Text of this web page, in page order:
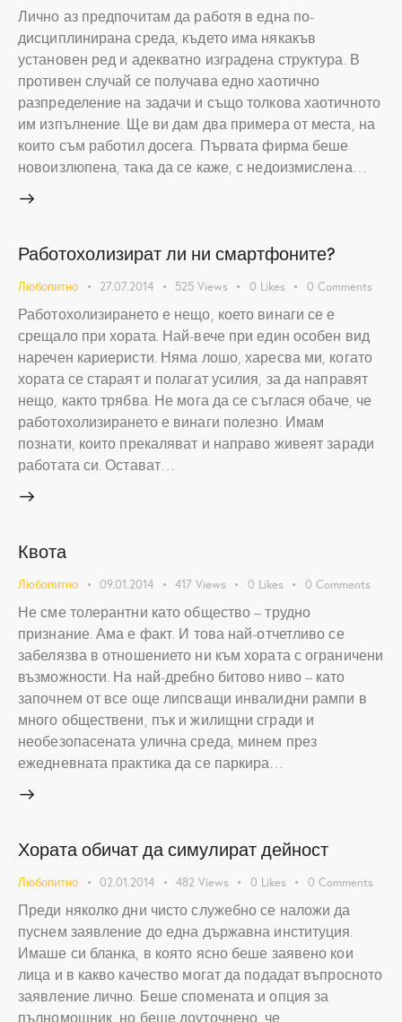
Лично аз предпочитам да работя в една по-
дисциплинирана среда, където има някакъв
установен ред и адекватно изградена структура. В
противен случай се получава едно хаотично
разпределение на задачи и също толкова хаотичното
им изпълнение. Ще ви дам два примера от места, на
които съм работил досега. Първата фирма беше
новоизлюпена, така да се каже, с недоизмислена…
Работохолизират ли ни смартфоните?
Любопитно 27.07.2014 525 Views 0 Likes 0 Comments
Работохолизирането е нещо, което винаги се е
срещало при хората. Най-вече при един особен вид
наречен кариеристи. Няма лошо, харесва ми, когато
хората се стараят и полагат усилия, за да направят
нещо, както трябва. Не мога да се съглася обаче, че
работохолизирането е винаги полезно. Имам
познати, които прекаляват и направо живеят заради
работата си. Остават…
Квота
Любопитно 09.01.2014 417 Views 0 Likes 0 Comments
Не сме толерантни като общество – трудно
признание. Ама е факт. И това най-отчетливо се
забелязва в отношението ни към хората с ограничени
възможности. На най-дребно битово ниво – като
започнем от все още липсващи инвалидни рампи в
много обществени, пък и жилищни сгради и
необезопасената улична среда, минем през
ежедневната практика да се паркира…
Хората обичат да симулират дейност
Любопитно 02.01.2014 482 Views 0 Likes 0 Comments
Преди няколко дни чисто служебно се наложи да
пуснем заявление до една държавна институция.
Имаше си бланка, в която ясно беше заявено кои
лица и в какво качество могат да подадат въпросното
заявление лично. Беше спомената и опция за
пълномощник, но беше доуточнено, че